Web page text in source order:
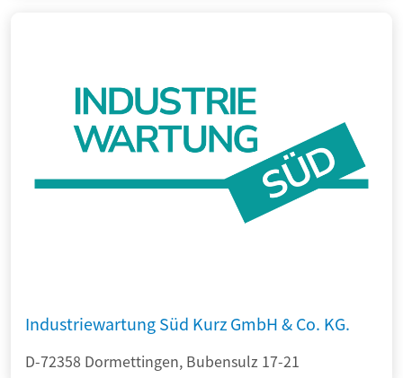
Industriewartung Süd Kurz GmbH & Co. KG.
D-72358 Dormettingen, Bubensulz 17-21